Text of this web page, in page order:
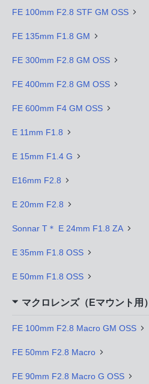
FE 100mm F2.8 STF GM OSS
FE 135mm F1.8 GM
FE 300mm F2.8 GM OSS
FE 400mm F2.8 GM OSS
FE 600mm F4 GM OSS
E 11mm F1.8
E 15mm F1.4 G
E16mm F2.8
E 20mm F2.8
Sonnar T＊ E 24mm F1.8 ZA
E 35mm F1.8 OSS
E 50mm F1.8 OSS
マクロレンズ（Eマウント用）
FE 100mm F2.8 Macro GM OSS
FE 50mm F2.8 Macro
FE 90mm F2.8 Macro G OSS